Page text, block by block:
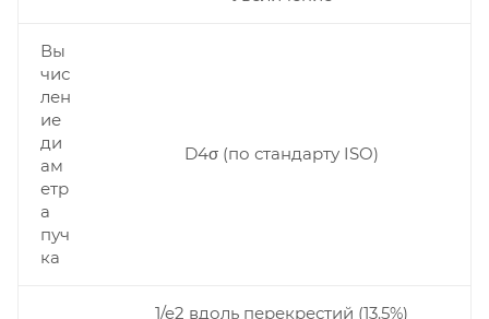
Вы
чис
лен
ие
ди
ам
етр
а
пуч
ка
D4σ (по стандарту ISO)
1/e2 вдоль перекрестий (13.5%)